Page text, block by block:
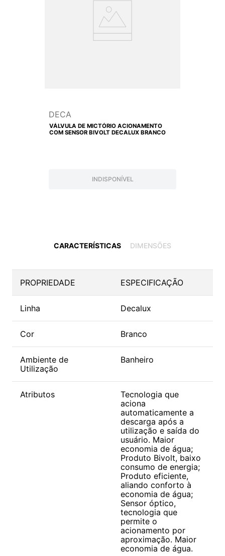
DECA
VÁLVULA DE MICTÓRIO ACIONAMENTO
COM SENSOR BIVOLT DECALUX BRANCO
INDISPONÍVEL
CARACTERÍSTICAS DIMENSÕES
PROPRIEDADE ESPECIFICAÇÃO
Linha Decalux
Cor Branco
Ambiente de
Utilização
Banheiro
Atributos
Tecnologia que
aciona
automaticamente a
descarga após a
utilização e saída do
usuário. Maior
economia de água;
Produto Bivolt, baixo
consumo de energia;
Produto eficiente,
aliando conforto à
economia de água;
Sensor óptico,
tecnologia que
permite o
acionamento por
aproximação. Maior
economia de água.